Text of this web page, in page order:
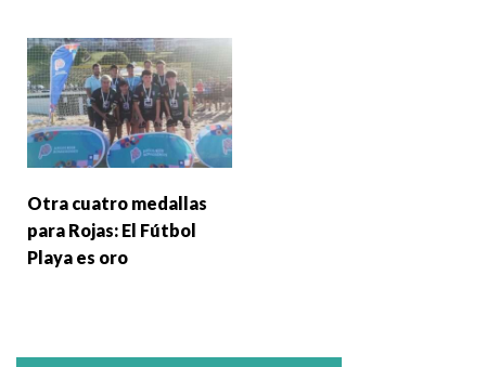
Otra cuatro medallas
para Rojas: El Fútbol
Playa es oro